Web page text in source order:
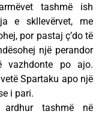
tashmë ish
e skllevërvet, me
por pastaj ç’do të
një perandor
po ajo.
Spartaku apo një
i pari.
tashmë në